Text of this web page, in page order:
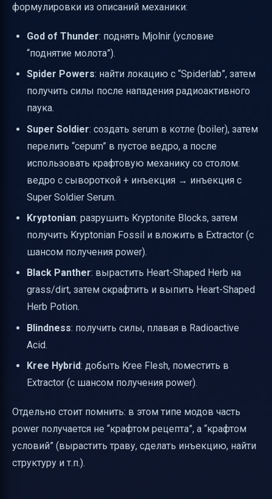
формулировки из описаний механики:
God of Thunder: поднять Mjolnir (условие
“поднятие молота”).
Spider Powers: найти локацию с “Spiderlab”, затем
получить силы после нападения радиоактивного
паука.
Super Soldier: создать serum в котле (boiler), затем
перелить “серum” в пустое ведро, а после
использовать крафтовую механику со столом:
ведро с сывороткой + инъекция → инъекция с
Super Soldier Serum.
Kryptonian: разрушить Kryptonite Blocks, затем
получить Kryptonian Fossil и вложить в Extractor (с
шансом получения power).
Black Panther: вырастить Heart-Shaped Herb на
grass/dirt, затем скрафтить и выпить Heart-Shaped
Herb Potion.
Blindness: получить силы, плавая в Radioactive
Acid.
Kree Hybrid: добыть Kree Flesh, поместить в
Extractor (с шансом получения power).
Отдельно стоит помнить: в этом типе модов часть
power получается не “крафтом рецепта”, а “крафтом
условий” (вырастить траву, сделать инъекцию, найти
структуру и т.п.).